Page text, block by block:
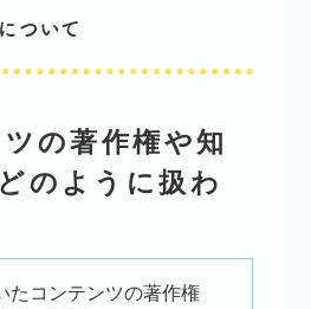
ついて
の著作権や知
のように扱わ
たコンテンツの著作権